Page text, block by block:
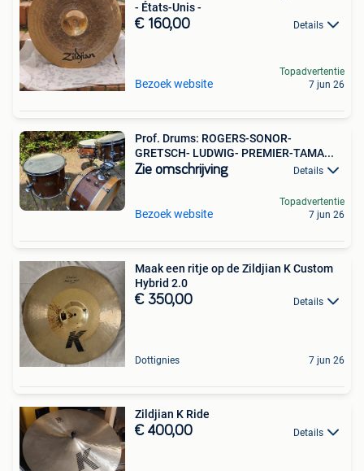
- États-Unis -
€ 160,00 Details
Bezoek website
Topadvertentie
7 jun 26
Prof. Drums: ROGERS-SONOR-
GRETSCH- LUDWIG- PREMIER-TAMA...
Zie omschrijving Details
Bezoek website
Topadvertentie
7 jun 26
Maak een ritje op de Zildjian K Custom
Hybrid 2.0
€ 350,00 Details
Dottignies 7 jun 26
Zildjian K Ride
€ 400,00 Details